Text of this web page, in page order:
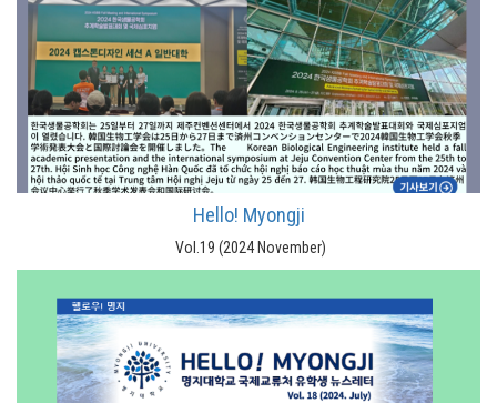
Hello! Myongji
Vol.19 (2024 November)